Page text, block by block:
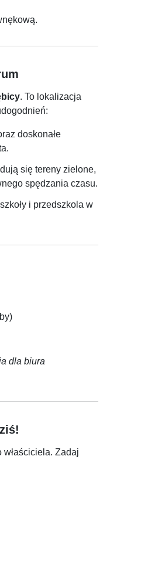
. To lokalizacja
doskonałe
się tereny zielone,
spędzania czasu.
i przedszkola w
dla biura
właściciela. Zadaj